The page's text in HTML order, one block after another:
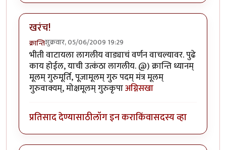
खरंच!
क्रान्तिशुक्रवार, 05/06/2009 19:29
भीती वाटायला लागलीय वाड्याचं वर्णन वाचल्यावर. पुढे
काय होईल, याची उत्कंठा लागलीय. @) क्रान्ति ध्यानम्
मूलम् गुरुमूर्ति, पूजामूलम् गुरु पदम् मंत्र मूलम्
गुरुवाक्यम्, मोक्षमूलम् गुरुकृपाअग्निसखा
प्रतिसाद देण्यासाठीलॉग इन कराकिंवासदस्य व्हा